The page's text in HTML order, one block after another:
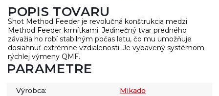
POPIS TOVARU
Shot Method Feeder je revolučná konštrukcia medzi
Method Feeder krmítkami. Jedinečný tvar predného
závažia ho robí stabilným počas letu, čo mu umožňuje
dosiahnuť extrémne vzdialenosti. Je vybavený systémom
rýchlej výmeny QMF.
PARAMETRE
Výrobca:
Mikado